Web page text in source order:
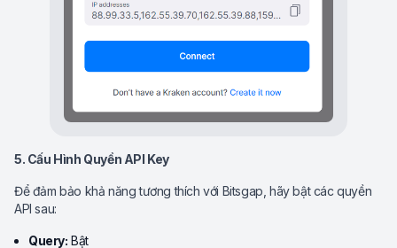
5. Cấu Hình Quyền API Key
Để đảm bảo khả năng tương thích với Bitsgap, hãy bật các quyền
API sau:
Query: Bật